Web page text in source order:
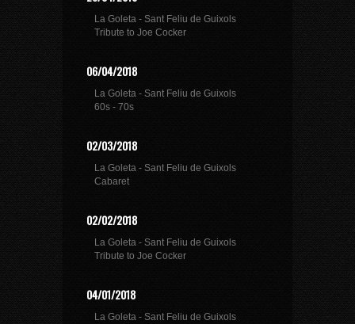
La Goleta - Sant Feliu de Guixols
Tribute to Joe Cocker
06/04/2018
La Goleta - Sant Feliu de Guixols
60s - 70s
02/03/2018
La Goleta - Sant Feliu de Guixols
Cabaret
02/02/2018
La Goleta - Sant Feliu de Guixols
Tribute to Joe Cocker
04/01/2018
La Goleta - Sant Feliu de Guixols